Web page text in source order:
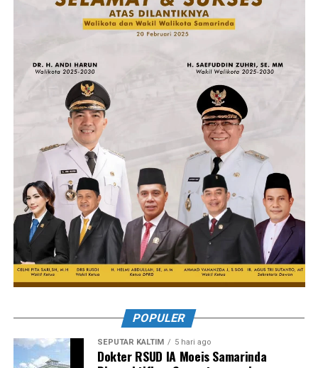
POPULER
SEPUTAR KALTIM 5 hari ago
Dokter RSUD IA Moeis Samarinda